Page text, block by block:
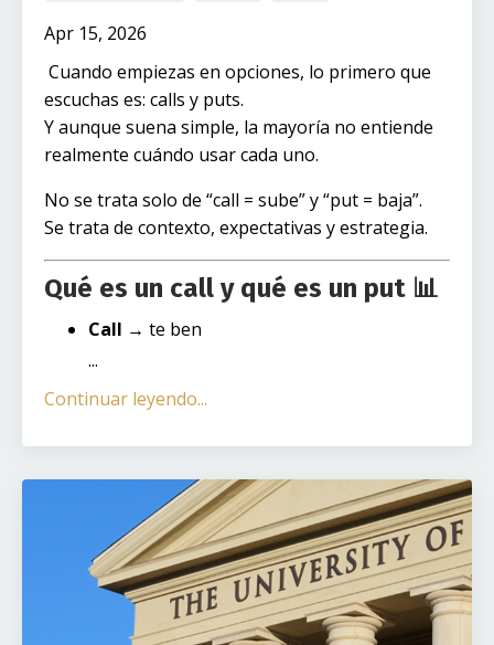
Apr 15, 2026
Cuando empiezas en opciones, lo primero que
escuchas es: calls y puts.
Y aunque suena simple, la mayoría no entiende
realmente cuándo usar cada uno.
No se trata solo de “call = sube” y “put = baja”.
Se trata de contexto, expectativas y estrategia.
Qué es un call y qué es un put 📊
Call → te ben
...
Continuar leyendo...